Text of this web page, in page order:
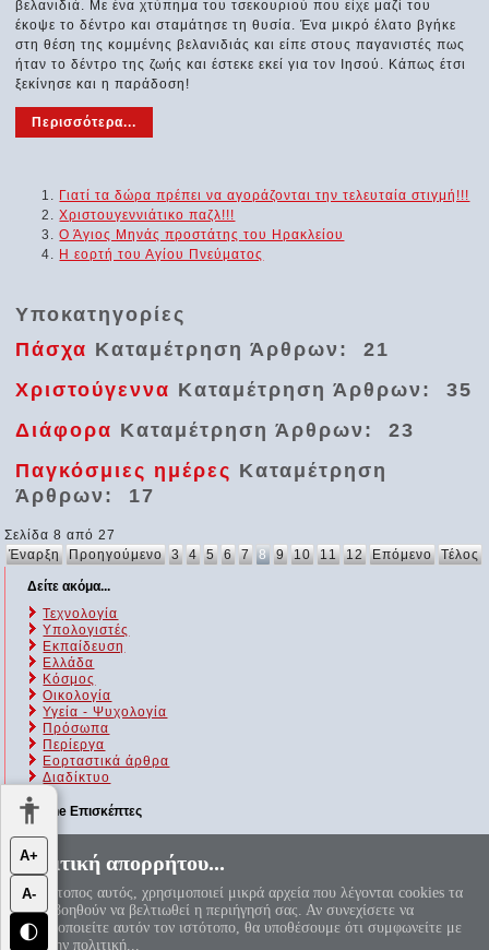
βελανιδιά. Με ένα χτύπημα του τσεκουριού που είχε μαζί του
έκοψε το δέντρο και σταμάτησε τη θυσία. Ένα μικρό έλατο βγήκε
στη θέση της κομμένης βελανιδιάς και είπε στους παγανιστές πως
ήταν το δέντρο της ζωής και έστεκε εκεί για τον Ιησού. Κάπως έτσι
ξεκίνησε και η παράδοση!
Περισσότερα...
Γιατί τα δώρα πρέπει να αγοράζονται την τελευταία στιγμή!!!
Χριστουγεννιάτικο παζλ!!!
Ο Άγιος Μηνάς προστάτης του Ηρακλείου
Η εορτή του Αγίου Πνεύματος
Υποκατηγορίες
Πάσχα Καταμέτρηση Άρθρων: 21
Χριστούγεννα Καταμέτρηση Άρθρων: 35
Διάφορα Καταμέτρηση Άρθρων: 23
Παγκόσμιες ημέρες Καταμέτρηση
Άρθρων: 17
Σελίδα 8 από 27
Έναρξη Προηγούμενο 3 4 5 6 7 8 9 10 11 12 Επόμενο Τέλος
Δείτε ακόμα...
Τεχνολογία
Υπολογιστές
Εκπαίδευση
Ελλάδα
Κόσμος
Οικολογία
Υγεία - Ψυχολογία
Πρόσωπα
Περίεργα
Εορταστικά άρθρα
Διαδίκτυο
Online Επισκέπτες
Αυτήν τη στιγμή επισκέπτονται τον ιστότοπό μας 288 guests και
κανένα μέλος
«Αεί ο Θεός ο Μέγας γεωμετρεί, το κύκλου μήκος ίνα
ορίση διαμέτρω, παρήγαγεν αριθμόν απέραντον, καί όν,
φεύ, ουδέποτε όλον θνητοί θα εύρωσι.»
Πολιτική απορρήτου...
Ο ιστότοπος αυτός, χρησιμοποιεί μικρά αρχεία που λέγονται cookies τα
οποία βοηθούν να βελτιωθεί η περιήγησή σας. Αν συνεχίσετε να
χρησιμοποιείτε αυτόν τον ιστότοπο, θα υποθέσουμε ότι συμφωνείτε με
αυτή την πολιτική...
Α+
Α-
🌓